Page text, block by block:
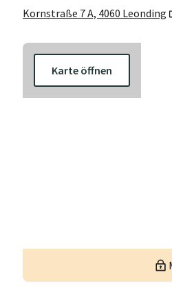
Kornstraße 7 A, 4060 Leonding
Karte öffnen